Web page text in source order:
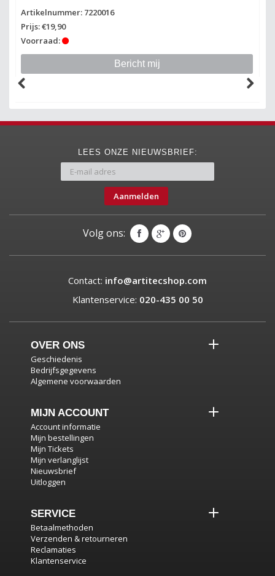
Artikelnummer: 7220016
Prijs: €19,90
Voorraad:
Bericht mij
LEES ONZE NIEUWSBRIEF:
Aanmelden
Volg ons:
Contact: info@artitecshop.com
Klantenservice: 020-435 00 50
OVER ONS
Geschiedenis
Bedrijfsgegevens
Algemene voorwaarden
MIJN ACCOUNT
Account informatie
Mijn bestellingen
Mijn Tickets
Mijn verlanglijst
Nieuwsbrief
Uitloggen
SERVICE
Betaalmethoden
Verzenden & retourneren
Reclamaties
Klantenservice